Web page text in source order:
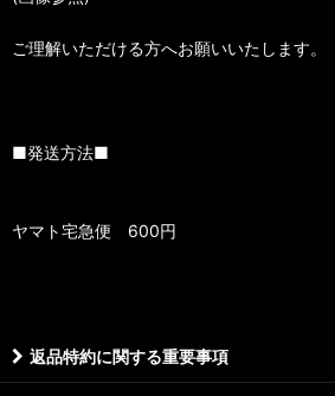
ご理解いただける方へお願いいたします。
■発送方法■
ヤマト宅急便 600円
返品特約に関する重要事項